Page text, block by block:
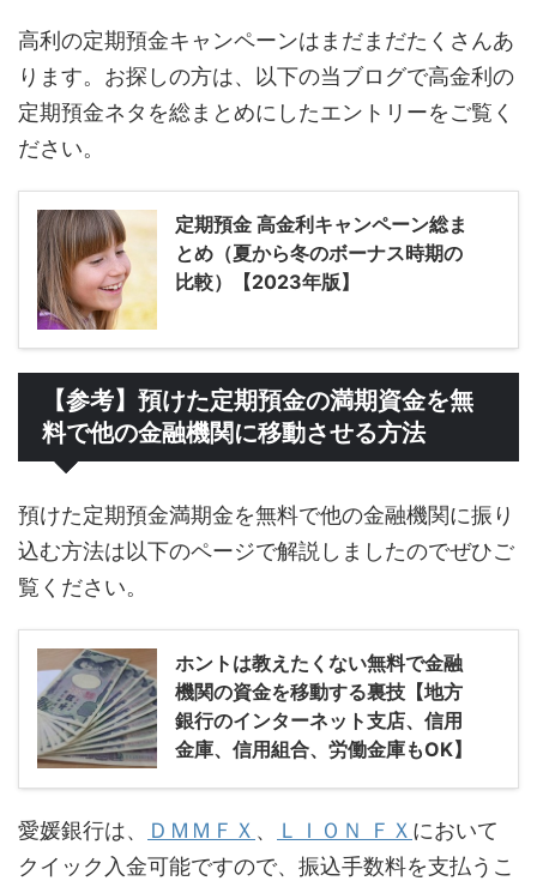
高利の定期預金キャンペーンはまだまだたくさんあ
ります。お探しの方は、以下の当ブログで高金利の
定期預金ネタを総まとめにしたエントリーをご覧く
ださい。
定期預金 高金利キャンペーン総ま
とめ（夏から冬のボーナス時期の
比較）【2023年版】
【参考】預けた定期預金の満期資金を無
料で他の金融機関に移動させる方法
預けた定期預金満期金を無料で他の金融機関に振り
込む方法は以下のページで解説しましたのでぜひご
覧ください。
ホントは教えたくない無料で金融
機関の資金を移動する裏技【地方
銀行のインターネット支店、信用
金庫、信用組合、労働金庫もOK】
愛媛銀行は、 ＤＭＭＦＸ 、 ＬＩＯＮ ＦＸ において
クイック入金可能ですので、振込手数料を支払うこ